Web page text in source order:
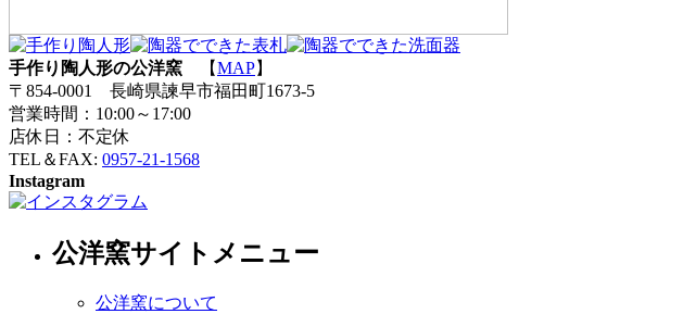
手作り陶人形の公洋窯 【MAP】
〒854-0001 長崎県諫早市福田町1673-5
営業時間：10:00～17:00
店休日：不定休
TEL＆FAX: 0957-21-1568
Instagram
公洋窯サイトメニュー
公洋窯について